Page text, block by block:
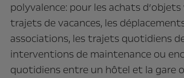
polyvalence: pour les achats
trajets de vacances, les
associations, les trajets quotidiens
interventions de maintenance ou
quotidiens entre un hôtel et la gare